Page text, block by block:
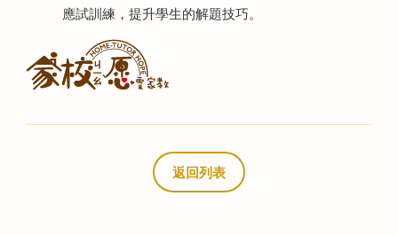
應試訓練，提升學生的解題技巧。
返回列表